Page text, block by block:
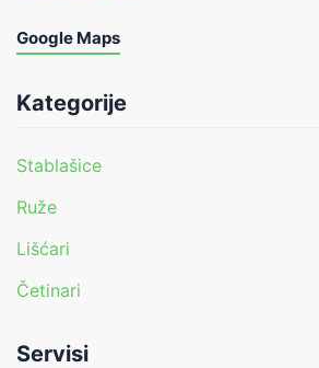
Google Maps
Kategorije
Stablašice
Ruže
Lišćari
Četinari
Servisi